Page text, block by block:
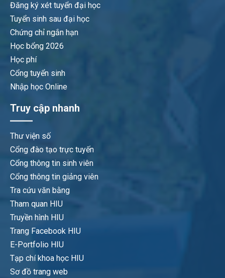
Đăng ký xét tuyển đại học
Tuyển sinh sau đại học
Chứng chỉ ngắn hạn
Học bổng 2026
Học phí
Cổng tuyển sinh
Nhập học Online
Truy cập nhanh
Thư viện số
Cổng đào tạo trực tuyến
Cổng thông tin sinh viên
Cổng thông tin giảng viên
Tra cứu văn bằng
Tham quan HIU
Truyền hình HIU
Trang Facebook HIU
E-Portfolio HIU
Tạp chí khoa học HIU
Sơ đồ trang web